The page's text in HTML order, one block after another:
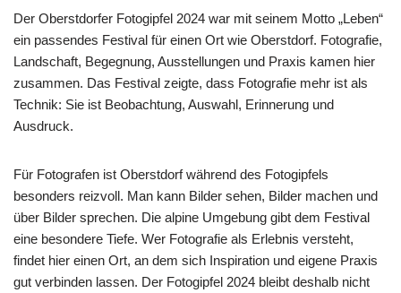
Der Oberstdorfer Fotogipfel 2024 war mit seinem Motto „Leben“
ein passendes Festival für einen Ort wie Oberstdorf. Fotografie,
Landschaft, Begegnung, Ausstellungen und Praxis kamen hier
zusammen. Das Festival zeigte, dass Fotografie mehr ist als
Technik: Sie ist Beobachtung, Auswahl, Erinnerung und
Ausdruck.
Für Fotografen ist Oberstdorf während des Fotogipfels
besonders reizvoll. Man kann Bilder sehen, Bilder machen und
über Bilder sprechen. Die alpine Umgebung gibt dem Festival
eine besondere Tiefe. Wer Fotografie als Erlebnis versteht,
findet hier einen Ort, an dem sich Inspiration und eigene Praxis
gut verbinden lassen. Der Fotogipfel 2024 bleibt deshalb nicht